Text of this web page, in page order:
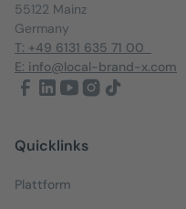
55122 Mainz
Germany
T: +49 6131 635 71 00
E: info@local-brand-x.com
Quicklinks
Plattform